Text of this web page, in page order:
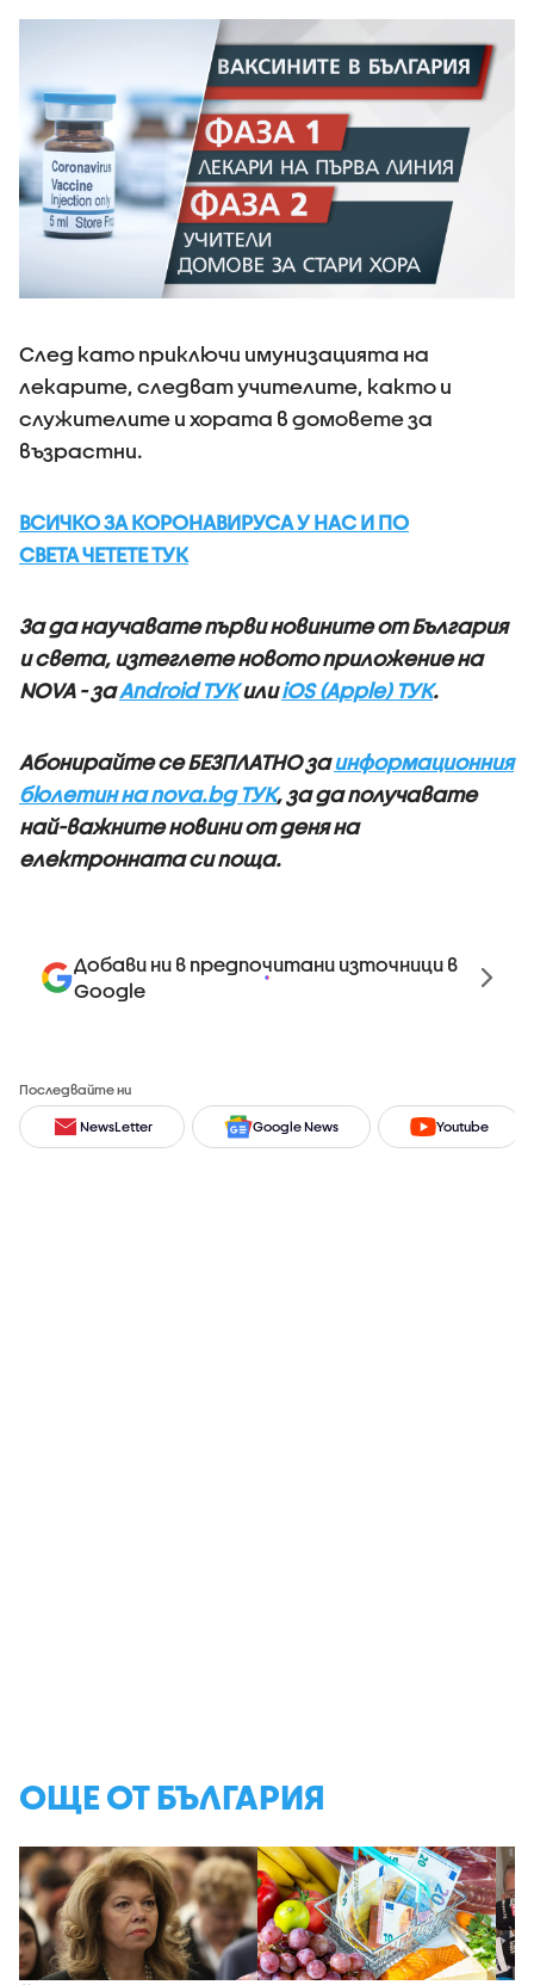
След като приключи имунизацията на
лекарите, следват учителите, както и
служителите и хората в домовете за
възрастни.
ВСИЧКО ЗА КОРОНАВИРУСА У НАС И ПО
СВЕТА ЧЕТЕТЕ ТУК
За да научавате първи новините от България
и света, изтеглете новото приложение на
NOVA - заAndroid ТУКилиiOS (Apple) ТУК.
Абонирайте се БЕЗПЛАТНО заинформационния
бюлетин на nova.bg ТУК, за да получавате
най-важните новини от деня на
електронната си поща.
Добави ни в предпочитани източници в
Google
Последвайте ни
NewsLetter Google News Youtube
ОЩЕ ОТ БЪЛГАРИЯ